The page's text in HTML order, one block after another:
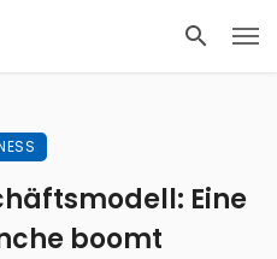
Eine
boomt